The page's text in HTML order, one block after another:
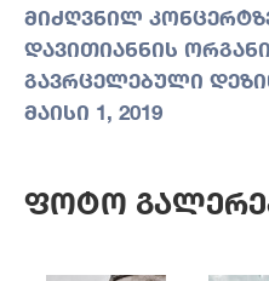
მიძღვნილ
დავითიანნის
გავრცელებული
მაისი 1, 2019
Ფოტო